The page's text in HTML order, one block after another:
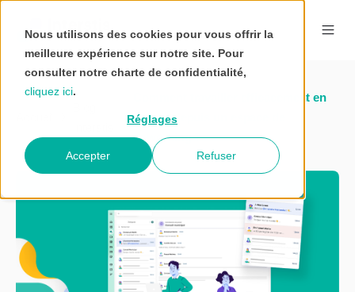
Nous utilisons des cookies pour vous offrir la
meilleure expérience sur notre site. Pour
consulter notre charte de confidentialité,
cliquez ici.
Réglages
Accepter Refuser
Comment travailler efficacement en
équipe depuis un espace de
coworking ?